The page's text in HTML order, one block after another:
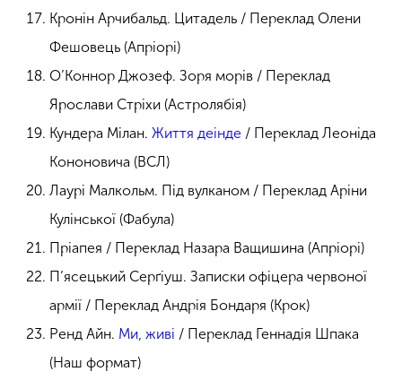
Кронін Арчибальд. Цитадель / Переклад Олени
Фешовець (Апріорі)
О’Коннор Джозеф. Зоря морів / Переклад
Ярослави Стріхи (Астролябія)
Кундера Мілан. Життя деінде / Переклад Леоніда
Кононовича (ВСЛ)
Лаурі Малкольм. Під вулканом / Переклад Аріни
Кулінської (Фабула)
Пріапея / Переклад Назара Ващишина (Апріорі)
П’ясецький Серґіуш. Записки офіцера червоної
армії / Переклад Андрія Бондаря (Крок)
Ренд Айн. Ми, живі / Переклад Геннадія Шпака
(Наш формат)